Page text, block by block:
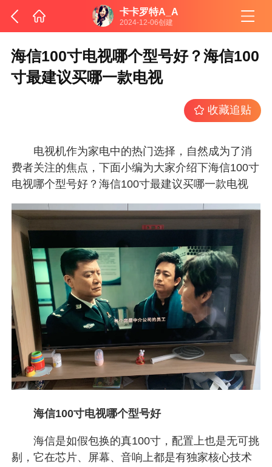
卡卡罗特A_A
2024-12-06创建
海信100寸电视哪个型号好？海信100
寸最建议买哪一款电视
收藏追贴
电视机作为家电中的热门选择，自然成为了消
费者关注的焦点，下面小编为大家介绍下海信100寸
电视哪个型号好？海信100寸最建议买哪一款电视
海信100寸电视哪个型号好
海信是如假包换的真100寸，配置上也是无可挑
剔，它在芯片、屏幕、音响上都是有独家核心技术